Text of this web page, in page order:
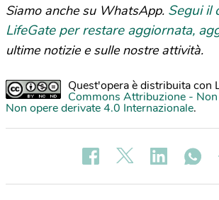
Siamo anche su WhatsApp. Segui il
LifeGate per restare aggiornata,
ultime notizie e sulle nostre attività.
Quest'opera è distribuita con
Commons Attribuzione -
Non opere derivate 4.0 Internazionale.